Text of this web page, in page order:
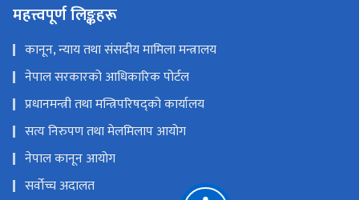
महत्त्वपूर्ण लिङ्कहरू
कानून, न्याय तथा संसदीय मामिला मन्त्रालय
नेपाल सरकारको आधिकारिक पोर्टल
प्रधानमन्त्री तथा मन्त्रिपरिषद्को कार्यालय
सत्य निरुपण तथा मेलमिलाप आयोग
नेपाल कानून आयोग
सर्वोच्च अदालत